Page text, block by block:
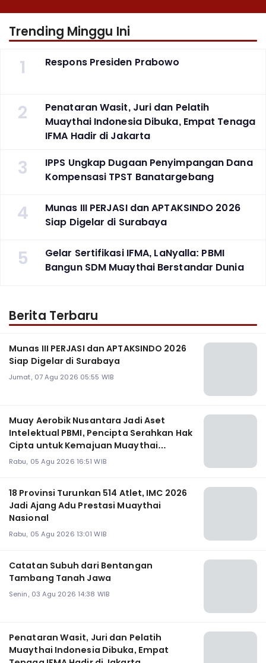
Trending Minggu Ini
1 Respons Presiden Prabowo
2
Penataran Wasit, Juri dan Pelatih
Muaythai Indonesia Dibuka, Empat Tenaga
IFMA Hadir di Jakarta
3
IPPS Ungkap Dugaan Penyimpangan Dana
Kompensasi TPST Banatargebang
4
Munas III PERJASI dan APTAKSINDO 2026
Siap Digelar di Surabaya
5
Gelar Sertifikasi IFMA, LaNyalla: PBMI
Bangun SDM Muaythai Berstandar Dunia
Berita Terbaru
Munas III PERJASI dan APTAKSINDO 2026
Siap Digelar di Surabaya
Jumat, 07 Agu 2026 05:55 WIB
Muay Aerobik Nusantara Jadi Aset
Intelektual PBMI, Pencipta Serahkan Hak
Cipta untuk Kemajuan Muaythai
Indonesia
Rabu, 05 Agu 2026 16:51 WIB
18 Provinsi Turunkan 514 Atlet, IMC 2026
Jadi Ajang Adu Prestasi Muaythai
Nasional
Rabu, 05 Agu 2026 13:01 WIB
Catatan Subuh dari Bentangan
Tambang Tanah Jawa
Senin, 03 Agu 2026 14:38 WIB
Penataran Wasit, Juri dan Pelatih
Muaythai Indonesia Dibuka, Empat